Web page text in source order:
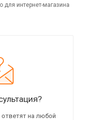
для интернет-магазина
на любой